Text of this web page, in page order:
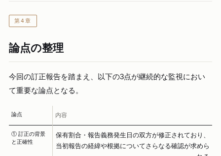
第4章
論点の整理
今回の訂正報告を踏まえ、以下の3点が継続的な監視におい
て重要な論点となる。
論点 内容
① 訂正の背景
と正確性
保有割合・報告義務発生日の双方が修正されており、
当初報告の経緯や根拠についてさらなる確認が求めら